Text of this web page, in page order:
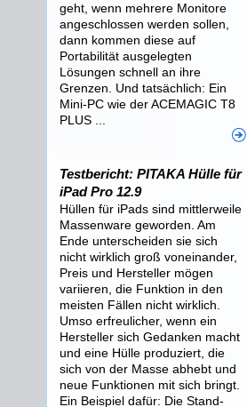
geht, wenn mehrere Monitore
angeschlossen werden sollen,
dann kommen diese auf
Portabilität ausgelegten
Lösungen schnell an ihre
Grenzen. Und tatsächlich: Ein
Mini-PC wie der ACEMAGIC T8
PLUS ...
Testbericht: PITAKA Hülle für
iPad Pro 12.9
Hüllen für iPads sind mittlerweile
Massenware geworden. Am
Ende unterscheiden sie sich
nicht wirklich groß voneinander,
Preis und Hersteller mögen
variieren, die Funktion in den
meisten Fällen nicht wirklich.
Umso erfreulicher, wenn ein
Hersteller sich Gedanken macht
und eine Hülle produziert, die
sich von der Masse abhebt und
neue Funktionen mit sich bringt.
Ein Beispiel dafür: Die Stand-